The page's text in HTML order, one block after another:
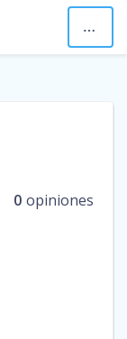
0 opiniones